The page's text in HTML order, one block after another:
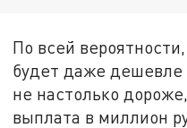
По всей
будет даже дешевле
не настолько
выплата в миллион